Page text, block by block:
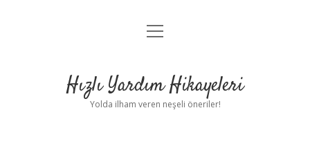
Anasayfa
Yasal Uyarı
menüyü
Hızlı Yardım Hikayeleri
Yolda ilham veren neşeli öneriler!